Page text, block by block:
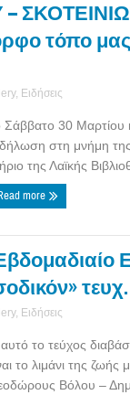
τόπο μας
, Ειδήσεις
Σάββατο 30 Μαρτίου
στη μνήμη
της Λαϊκής
more
τευχ.
, Ειδήσεις
αυτό το τεύχος
το λιμάνι της
Βόλου –